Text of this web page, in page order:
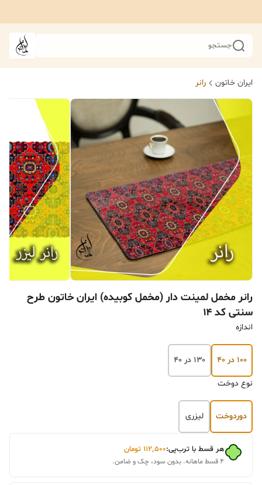
جستجو
ایران خاتون رانر
رانر مخمل لمینت دار (مخمل کوبیده) ایران خاتون طرح
سنتی کد ۱۴
اندازه
۱۰۰ در ۴۰ ۱۳۰ در ۴۰
نوع دوخت
دوردوخت لیزری
هر قسط با ترب‌پی:۱۱۲٬۵۰۰ تومان
۴ قسط ماهانه. بدون سود، چک و ضامن.